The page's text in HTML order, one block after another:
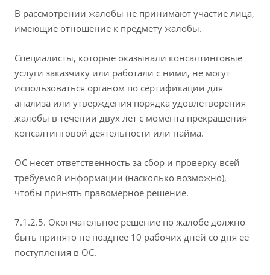
В рассмотрении жалобы не принимают участие лица,
имеющие отношение к предмету жалобы.
Специалисты, которые оказывали консалтинговые
услуги заказчику или работали с ними, не могут
использоваться органом по сертификации для
анализа или утверждения порядка удовлетворения
жалобы в течении двух лет с момента прекращения
консалтинговой деятельности или найма.
ОС несет ответственность за сбор и проверку всей
требуемой информации (насколько возможно),
чтобы принять правомерное решение.
7.1.2.5. Окончательное решение по жалобе должно
быть принято не позднее 10 рабочих дней со дня ее
поступления в ОС.